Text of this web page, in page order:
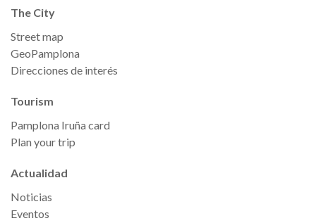
The City
Street map
GeoPamplona
Direcciones de interés
Tourism
Pamplona Iruña card
Plan your trip
Actualidad
Noticias
Eventos